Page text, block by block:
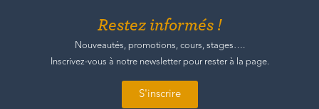
Restez informés !
Nouveautés, promotions, cours, stages….
Inscrivez-vous à notre newsletter pour rester à la page.
S'inscrire